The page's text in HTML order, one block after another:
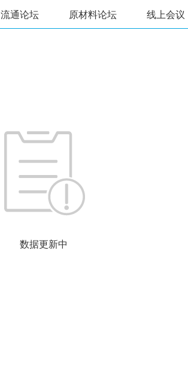
流通论坛 原材料论坛 线上会议
数据更新中